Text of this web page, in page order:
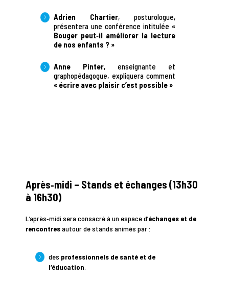
Adrien Chartier, posturologue,
présentera une conférence intitulée «
Bouger peut‑il améliorer la lecture
de nos enfants ? »
Anne Pinter, enseignante et
graphopédagogue, expliquera comment
« écrire avec plaisir c’est possible »
Après‑midi – Stands et échanges (13h30
à 16h30)
L’après‑midi sera consacré à un espace d’échanges et de
rencontresautour de stands animés par :
des professionnels de santé et de
l’éducation,